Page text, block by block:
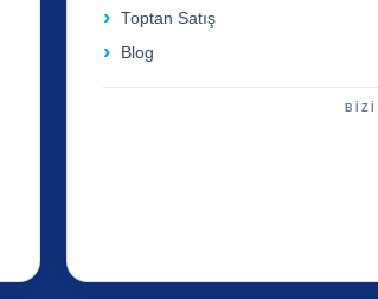
Toptan Satış
Blog
BİZİ